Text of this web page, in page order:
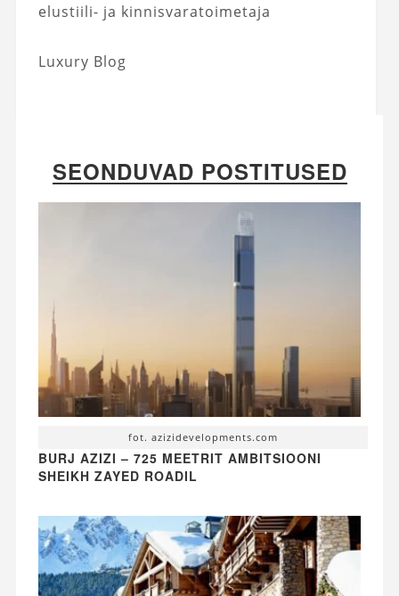
elustiili- ja kinnisvaratoimetaja
Luxury Blog
SEONDUVAD POSTITUSED
fot. azizidevelopments.com
BURJ AZIZI – 725 MEETRIT AMBITSIOONI
SHEIKH ZAYED ROADIL